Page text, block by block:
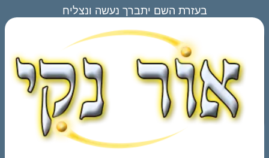
בעזרת השם יתברך נעשה ונצליח